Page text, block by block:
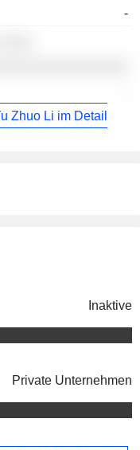
-
Zhuo Li im Detail
Inaktive
Private Unternehmen